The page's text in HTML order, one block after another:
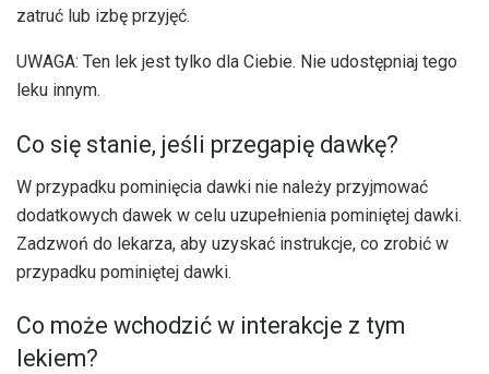
zatruć lub izbę przyjęć.
UWAGA: Ten lek jest tylko dla Ciebie. Nie udostępniaj tego
leku innym.
Co się stanie, jeśli przegapię dawkę?
W przypadku pominięcia dawki nie należy przyjmować
dodatkowych dawek w celu uzupełnienia pominiętej dawki.
Zadzwoń do lekarza, aby uzyskać instrukcje, co zrobić w
przypadku pominiętej dawki.
Co może wchodzić w interakcje z tym
lekiem?